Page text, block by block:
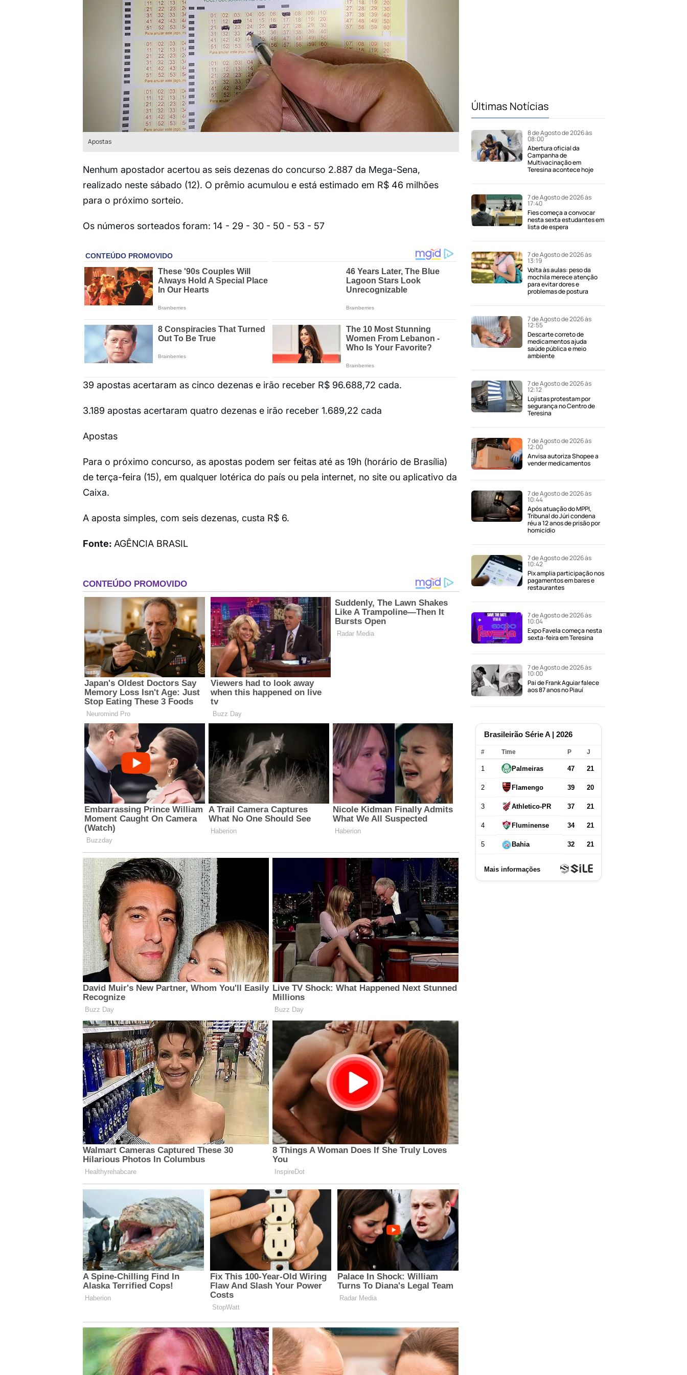
Apostas
Nenhum apostador acertou as seis dezenas do concurso 2.887 da Mega-Sena,
realizado neste sábado (12). O prêmio acumulou e está estimado em R$ 46 milhões
para o próximo sorteio.
Os números sorteados foram: 14 - 29 - 30 - 50 - 53 - 57
39 apostas acertaram as cinco dezenas e irão receber R$ 96.688,72 cada.
3.189 apostas acertaram quatro dezenas e irão receber 1.689,22 cada
Apostas
Para o próximo concurso, as apostas podem ser feitas até as 19h (horário de Brasília)
de terça-feira (15), em qualquer lotérica do país ou pela internet, no site ou aplicativo da
Caixa.
A aposta simples, com seis dezenas, custa R$ 6.
Fonte: AGÊNCIA BRASIL
Últimas Notícias
8 de Agosto de 2026 às
08:00
Abertura oficial da
Campanha de
Multivacinação em
Teresina acontece hoje
7 de Agosto de 2026 às
17:40
Fies começa a convocar
nesta sexta estudantes em
lista de espera
7 de Agosto de 2026 às
13:19
Volta às aulas: peso da
mochila merece atenção
para evitar dores e
problemas de postura
7 de Agosto de 2026 às
12:55
Descarte correto de
medicamentos ajuda
saúde pública e meio
ambiente
7 de Agosto de 2026 às
12:12
Lojistas protestam por
segurança no Centro de
Teresina
7 de Agosto de 2026 às
12:00
Anvisa autoriza Shopee a
vender medicamentos
7 de Agosto de 2026 às
10:44
Após atuação do MPPI,
Tribunal do Júri condena
réu a 12 anos de prisão por
homicídio
7 de Agosto de 2026 às
10:42
Pix amplia participação nos
pagamentos em bares e
restaurantes
7 de Agosto de 2026 às
10:04
Expo Favela começa nesta
sexta-feira em Teresina
7 de Agosto de 2026 às
10:00
Pai de Frank Aguiar falece
aos 87 anos no Piauí